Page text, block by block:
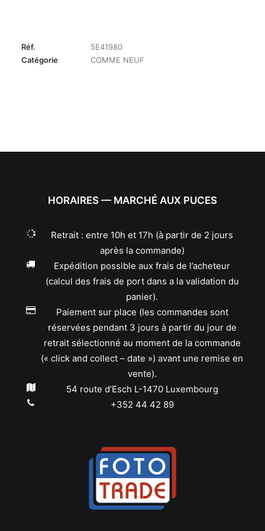
Réf.
5E41980
Catégorie
COMME NEUF
HORAIRES — MARCHÉ AUX PUCES
Retrait : entre 10h et 17h (à partir de 2 jours
après la commande)
Expédition possible aux frais de l’acheteur
(calcul des frais de port dans a la validation du
panier).
Paiement sur place (les commandes sont
réservées pendant 3 jours à partir du jour de
retrait sélectionné au moment de la commande
(« click and collect – date ») avant une remise en
vente).
54 route d’Esch L-1470 Luxembourg
+352 44 42 89